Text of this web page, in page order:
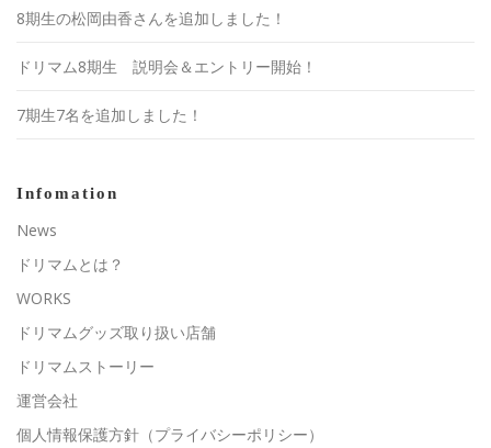
8期生の松岡由香さんを追加しました！
ドリマム8期生 説明会＆エントリー開始！
7期生7名を追加しました！
Infomation
News
ドリマムとは？
WORKS
ドリマムグッズ取り扱い店舗
ドリマムストーリー
運営会社
個人情報保護方針（プライバシーポリシー）